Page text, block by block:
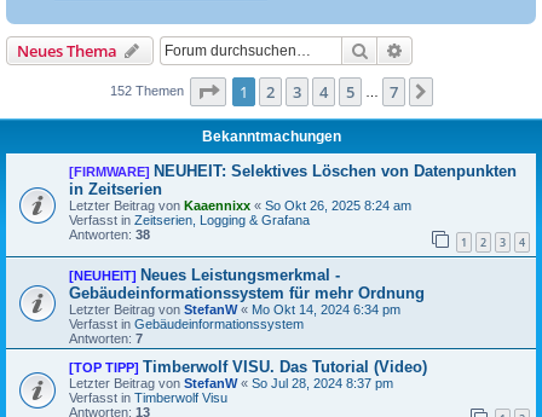
Neues Thema Suche
152 Themen Seite 1von
1 2 3 4 5 7
Bekanntmachungen
[FIRMWARE] NEUHEIT: Selektives Löschen von Datenpunkten
in Zeitserien
Letzter Beitrag von Kaaennixx « So Okt 26, 2025 8:24 am
Verfasst in Zeitserien, Logging & Grafana
Antworten: 38 1 2 3 4
[NEUHEIT] Neues Leistungsmerkmal -
Gebäudeinformationssystem für mehr Ordnung
Letzter Beitrag von StefanW« Mo Okt 14, 2024 6:34 pm
Verfasst in Gebäudeinformationssystem
Antworten: 7
[TOP TIPP] Timberwolf VISU. Das Tutorial (Video)
Letzter Beitrag von StefanW« So Jul 28, 2024 8:37 pm
Verfasst in Timberwolf Visu
Antworten: 13